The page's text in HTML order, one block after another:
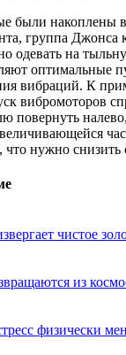
были накоплены
группа Джонса
одевать на
оптимальные
вибраций. К
вибромоторов
повернуть
что нужно снизить
чистое
из
физически